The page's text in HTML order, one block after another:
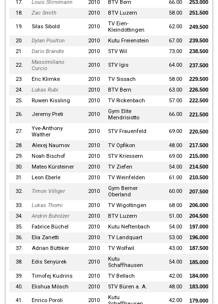
17. Louis Stirnimann 2010 BTV Bern 66.00 253.000
18. Zac Smith 2010 BTV Luzern 58.00 251.500
19. Silas Sibold 2010
TV Eien-
Kleindöttingen
62.00 249.500
20. Dylan Poulton 2010 Kutu Freienstein 67.00 239.500
21. Dario Brändle 2010 STV Wil 73.00 238.500
22.
Massimiliano
Curcio
2010 STV Igis 64.00 237.500
23. Eric Klimke 2010 TV Sissach 58.00 229.500
24. Lukas Rubi 2010 BTV Bern 63.00 226.500
25. Ruwen Kissling 2010 TV Rickenbach 57.00 222.500
26. Jeremy Preti 2010
Gym Elite
Mendrisiotto
66.00 221.500
27.
Yve-Anthony
Walther
2010 STV Frauenfeld 69.00 220.500
28. Alexej Naumov 2010 TV Opfikon 48.00 217.500
29. Noah Bischof 2010 STV Kriessern 69.00 215.000
30. Mateo Kürsteiner 2010 TV Ziefen 54.00 214.500
31. Leon Eberle 2010 TV Weinfelden 61.00 210.500
32. Timon Villiger 2010
Gym Berner
Oberland
60.00 207.500
33. Lukas Thomi 2010 TV Wigoltingen 68.00 206.000
34. Andrin Buholzer 2010 BTV Luzern 51.00 204.500
35. Fabrice Büchel 2010 Kutu Neftenbach 54.00 197.000
36. Elia Zanetti 2010 TV Landquart 53.00 196.000
37. Adrian Büttiker 2010 TV Wolfwil 43.00 187.500
38. Edis Senyürek 2010
Kutu
Schaffhausen
54.00 185.000
39. Timofej Kudrins 2010 TV Bellach 42.00 184.000
40. Elishua Mösch 2010 STV Büren a. A. 48.00 183.000
41. Enrico Poroli 2010
Kutu
42.00 179.000